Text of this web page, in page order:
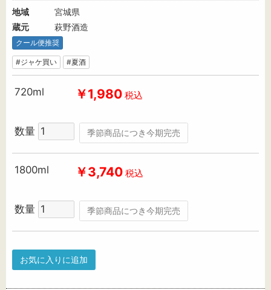
地域
宮城県
蔵元
萩野酒造
クール便推奨
#ジャケ買い #夏酒
720ml ￥1,980 税込
数量 季節商品につき今期完売
1800ml ￥3,740 税込
数量 季節商品につき今期完売
お気に入りに追加